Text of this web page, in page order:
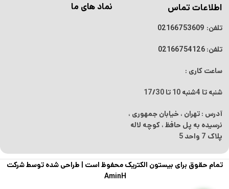
اطلاعات تماس
تلفن: 02166753609
تلفن: 02166754126
ساعت کاری :
شنبه تا 4شنبه 10 تا 17/30
آدرس : تهران ، خیابان جمهوری ،
نرسیده به پل حافظ ، کوچه لاله
پلاک 7 واحد 5
نماد های ما
تمام حقوق برای بیستون الکتریک محفوظ است | طراحی شده توسط شرکت
AminH